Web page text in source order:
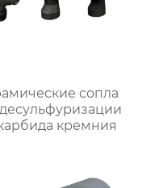
сопла
кремния